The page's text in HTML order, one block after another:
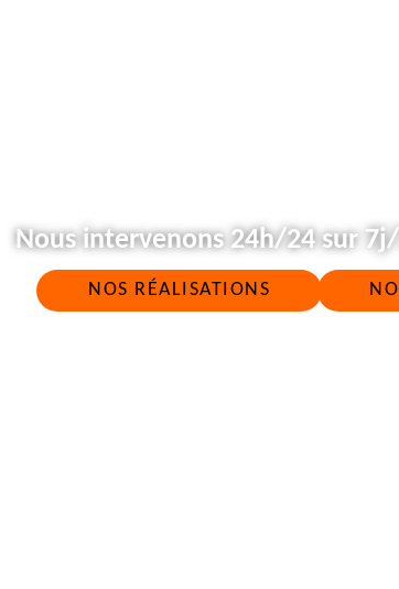
Nous intervenons 24h/24 sur
NOS RÉALISATIONS